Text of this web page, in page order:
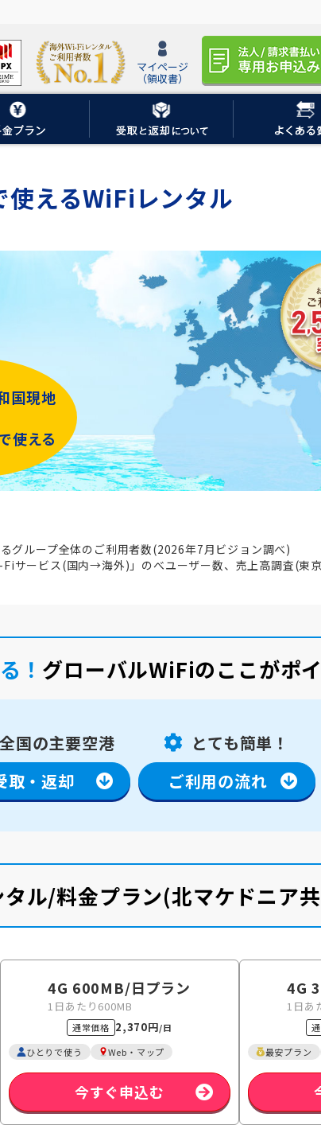
マイページ
（領収書）
えるWiFiレンタル
国現地
使える
グループ全体のご利用者数(2026年7月ビジョン調べ)
サービス(国内→海外)」のべユーザー数、売上高調査(東
！ グローバルWiFiのここがポ
全国の主要空港
取・返却
とても簡単！
ご利用の流れ
ル/料金プラン(北マケドニア
4G 600MB/日プラン
1日あたり600MB
通常価格 2,370円/日
ひとりで使う
Web・マップ
今すぐ申込む
4G
1日あ
最安プラン